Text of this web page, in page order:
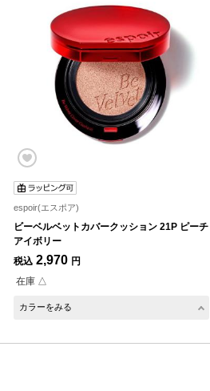
espoir(エスポア)
ビーベルベットカバークッション 21P ピーチ
アイボリー
税込 2,970 円
在庫 △
カラーをみる